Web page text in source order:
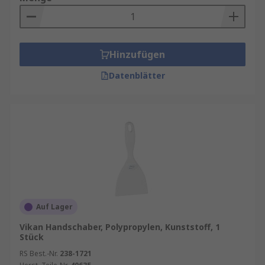
Vorteile eines hochwertigen
Schabers
: Saubere Ergebnisse ohne
lange Nutzungsdauer.
Schaber kaufen
Punkte berücksichtigen:
Hinzufügen
Datenblätter
Auf Lager
Vikan Handschaber, Polypropylen, Kunststoff, 1
Stück
RS Best.-Nr. 238-1721